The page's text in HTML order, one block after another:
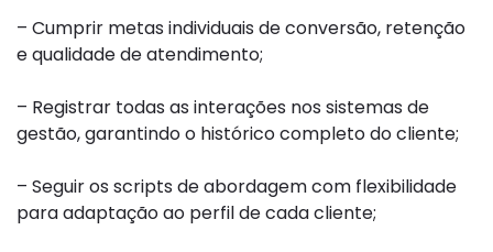
– Cumprir metas individuais de conversão, retenção
e qualidade de atendimento;
– Registrar todas as interações nos sistemas de
gestão, garantindo o histórico completo do cliente;
– Seguir os scripts de abordagem com flexibilidade
para adaptação ao perfil de cada cliente;